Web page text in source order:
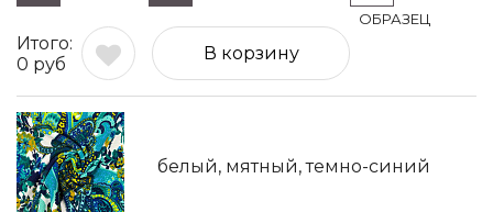
0 руб
В корзину
белый, мятный, темно-синий